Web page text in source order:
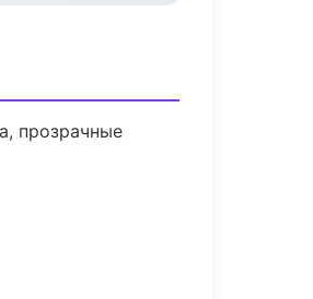
прозрачные